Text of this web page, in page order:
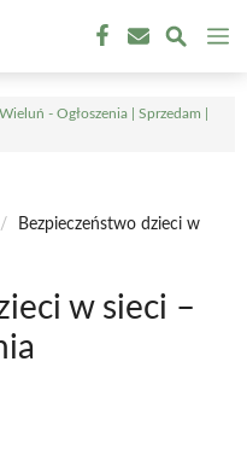
Wieluń - Ogłoszenia | Sprzedam |
/
Bezpieczeństwo dzieci w
w sieci –